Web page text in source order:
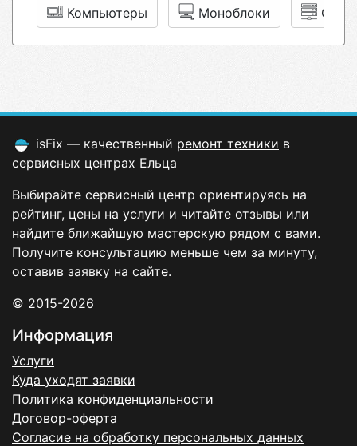
Компьютеры Моноблоки
isFix — качественный ремонт техники в
сервисных центрах Ельца
Выбирайте сервисный центр ориентируясь на
рейтинг, цены на услуги и читайте отзывы или
найдите ближайшую мастерскую рядом с вами.
Получите консультацию меньше чем за минуту,
оставив заявку на сайте.
© 2015-2026
Информация
Услуги
Куда уходят заявки
Политика конфиденциальности
Договор-оферта
Согласие на обработку персональных данных